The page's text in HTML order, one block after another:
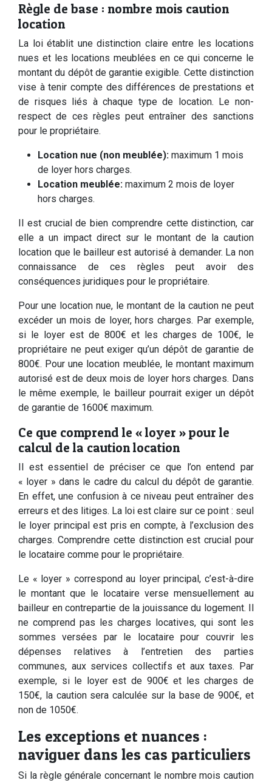
Règle de base : nombre mois caution
location
La loi établit une distinction claire entre les locations
nues et les locations meublées en ce qui concerne le
montant du dépôt de garantie exigible. Cette distinction
vise à tenir compte des différences de prestations et
de risques liés à chaque type de location. Le non-
respect de ces règles peut entraîner des sanctions
pour le propriétaire.
Location nue (non meublée): maximum 1 mois
de loyer hors charges.
Location meublée: maximum 2 mois de loyer
hors charges.
Il est crucial de bien comprendre cette distinction, car
elle a un impact direct sur le montant de la caution
location que le bailleur est autorisé à demander. La non
connaissance de ces règles peut avoir des
conséquences juridiques pour le propriétaire.
Pour une location nue, le montant de la caution ne peut
excéder un mois de loyer, hors charges. Par exemple,
si le loyer est de 800€ et les charges de 100€, le
propriétaire ne peut exiger qu’un dépôt de garantie de
800€. Pour une location meublée, le montant maximum
autorisé est de deux mois de loyer hors charges. Dans
le même exemple, le bailleur pourrait exiger un dépôt
de garantie de 1600€ maximum.
Ce que comprend le « loyer » pour le
calcul de la caution location
Il est essentiel de préciser ce que l’on entend par
« loyer » dans le cadre du calcul du dépôt de garantie.
En effet, une confusion à ce niveau peut entraîner des
erreurs et des litiges. La loi est claire sur ce point : seul
le loyer principal est pris en compte, à l’exclusion des
charges. Comprendre cette distinction est crucial pour
le locataire comme pour le propriétaire.
Le « loyer » correspond au loyer principal, c’est-à-dire
le montant que le locataire verse mensuellement au
bailleur en contrepartie de la jouissance du logement. Il
ne comprend pas les charges locatives, qui sont les
sommes versées par le locataire pour couvrir les
dépenses relatives à l’entretien des parties
communes, aux services collectifs et aux taxes. Par
exemple, si le loyer est de 900€ et les charges de
150€, la caution sera calculée sur la base de 900€, et
non de 1050€.
Les exceptions et nuances :
naviguer dans les cas particuliers
Si la règle générale concernant le nombre mois caution